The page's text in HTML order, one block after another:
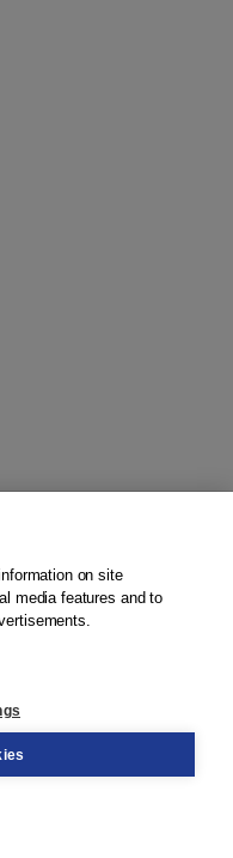
on site
media features and to